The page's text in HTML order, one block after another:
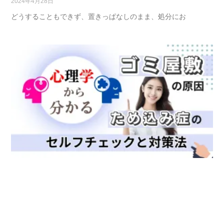
どうすることもできず、置きっぱなしのまま、処分にお